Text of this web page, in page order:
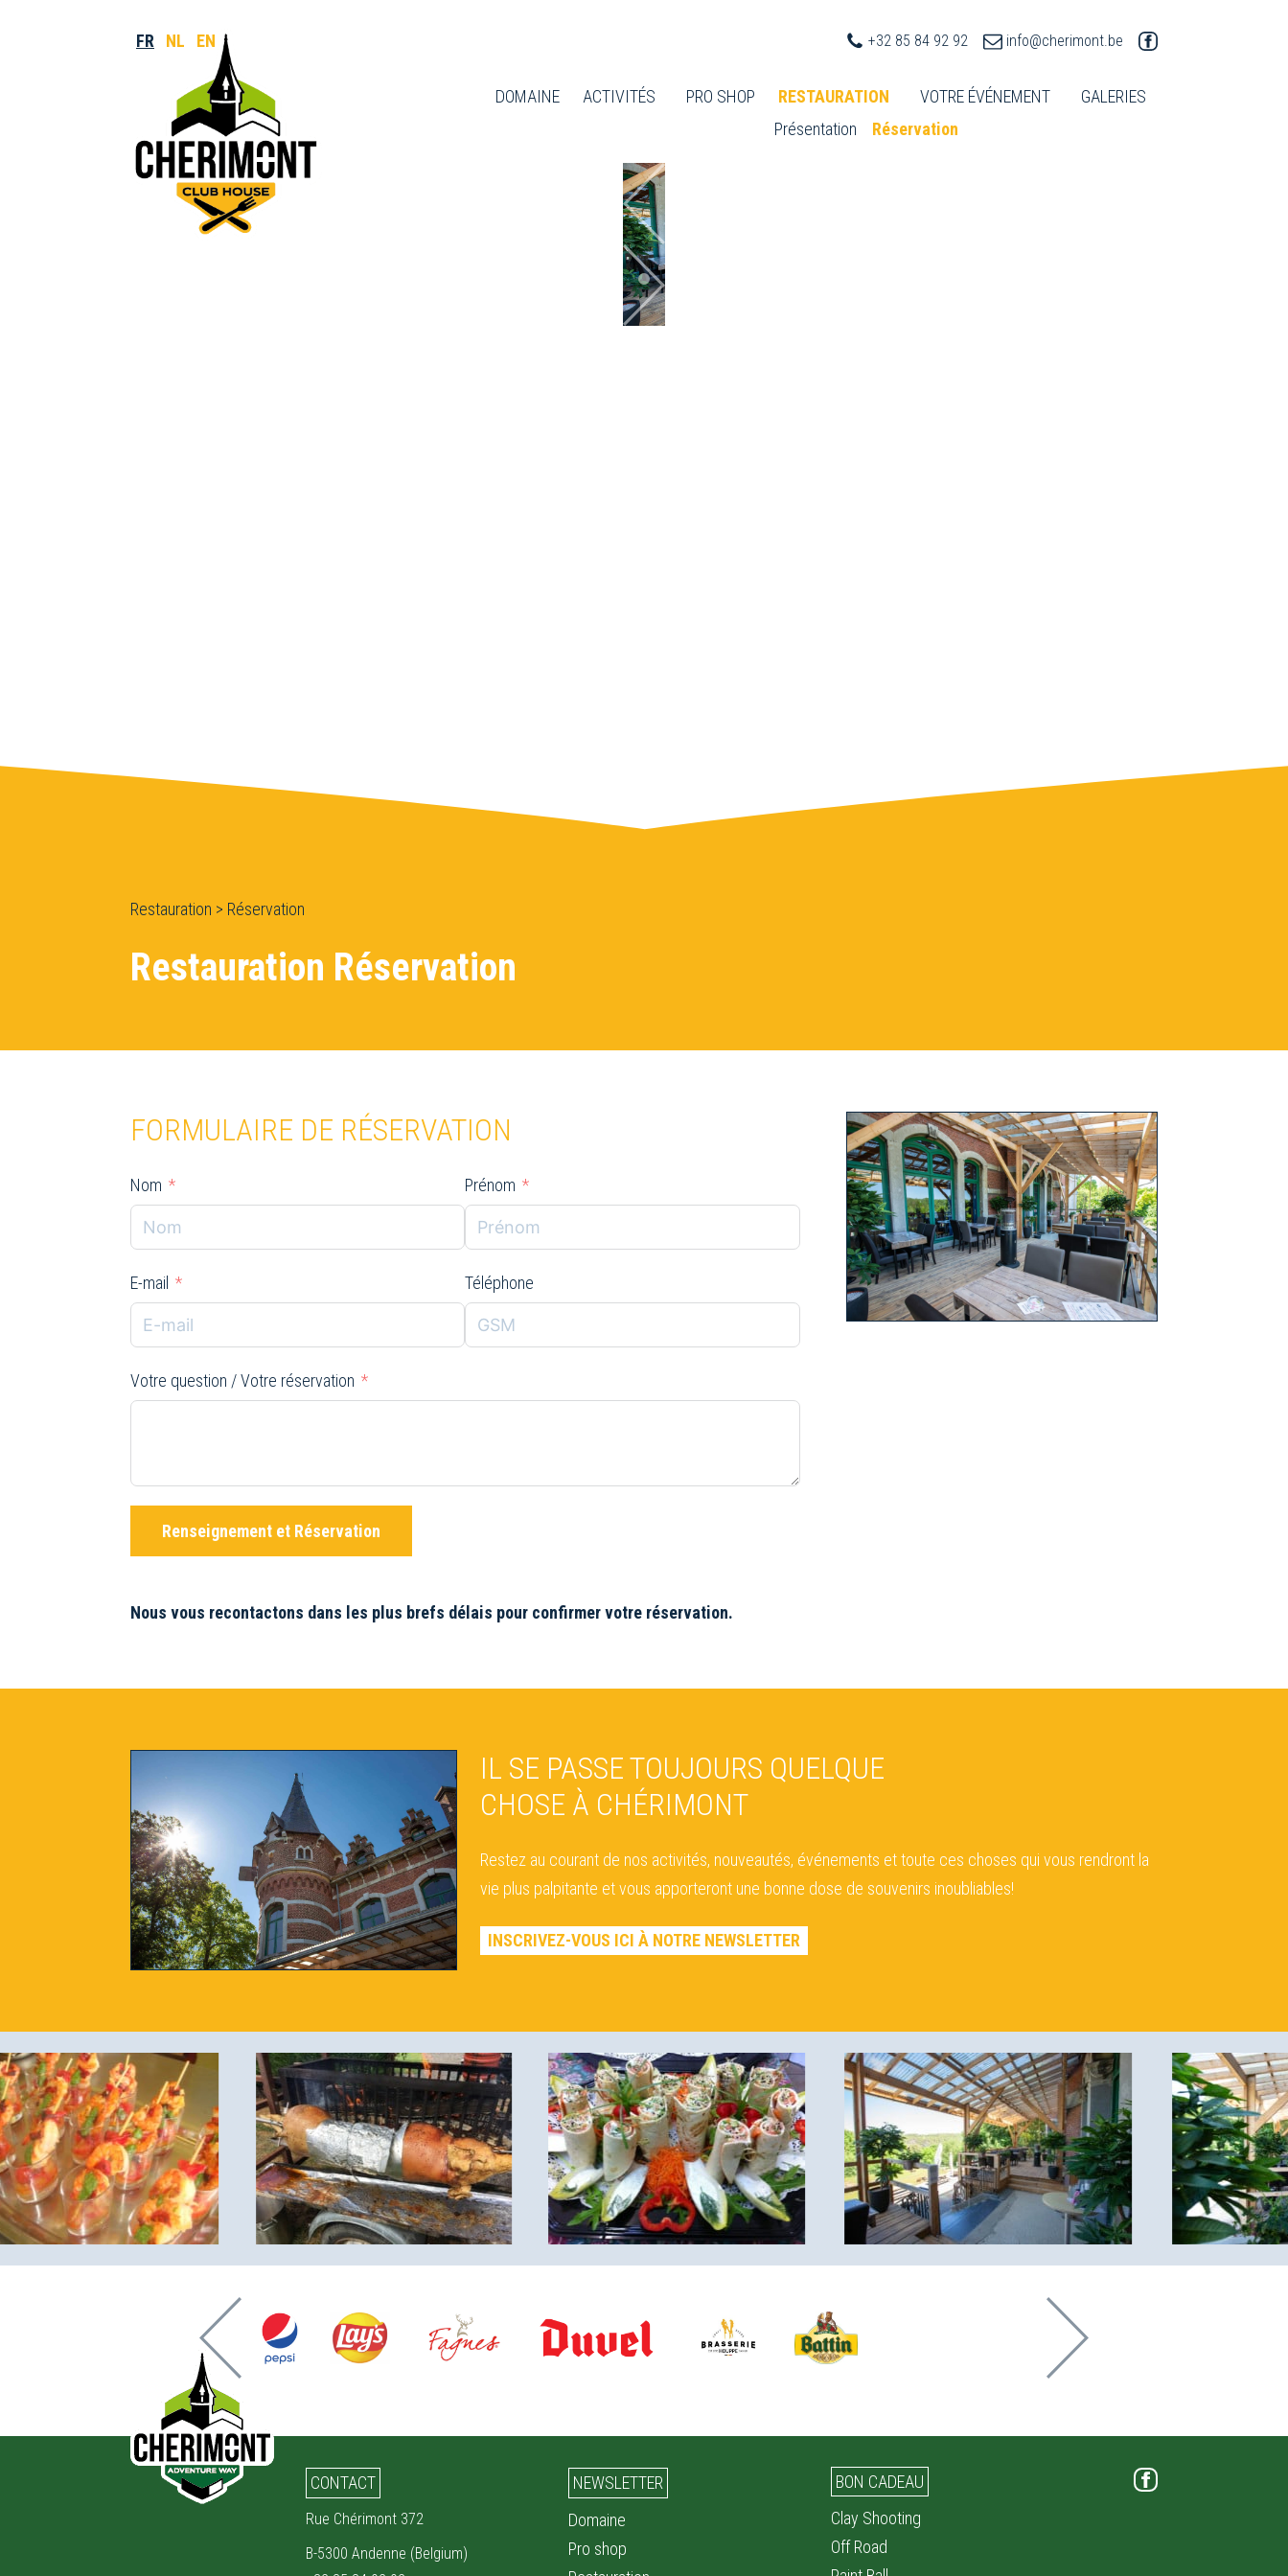
FR NL EN +32 85 84 92 92 info@cherimont.be
DOMAINE ACTIVITÉS PRO SHOP
RESTAURATION
Présentation
Réservation
VOTRE ÉVÉNEMENT GALERIES
Restauration > Réservation
Restauration Réservation
FORMULAIRE DE RÉSERVATION
Nom Prénom
E-mail Téléphone
Votre question / Votre réservation
Renseignement et Réservation
Nous vous recontactons dans les plus brefs délais pour confirmer votre réservation.
IL SE PASSE TOUJOURS QUELQUE
CHOSE À CHÉRIMONT
Restez au courant de nos activités, nouveautés, événements et toute ces choses qui vous rendront la
vie plus palpitante et vous apporteront une bonne dose de souvenirs inoubliables!
INSCRIVEZ-VOUS ICI À NOTRE NEWSLETTER
CONTACT
Rue Chérimont 372
B-5300 Andenne (Belgium)
NEWSLETTER
Domaine
Pro shop
BON CADEAU
Clay Shooting
Off Road